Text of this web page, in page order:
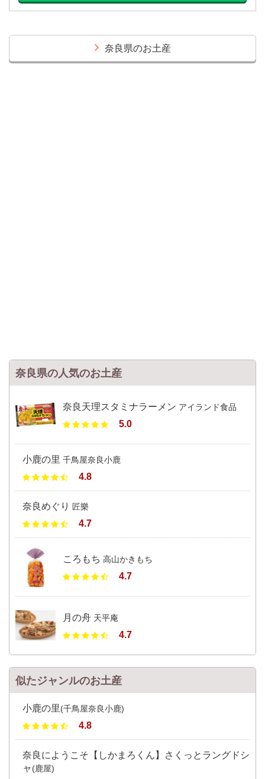
奈良県のお土産
奈良県の人気のお土産
奈良天理スタミナラーメン アイランド食品
5.0
小鹿の里 千鳥屋奈良小鹿
4.8
奈良めぐり 匠樂
4.7
ころもち 高山かきもち
4.7
月の舟 天平庵
4.7
似たジャンルのお土産
小鹿の里 (千鳥屋奈良小鹿)
4.8
奈良にようこそ【しかまろくん】さくっとラングドシ
ャ (鹿屋)